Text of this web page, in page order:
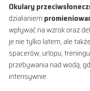
Okulary
działaniem
wpływać na wzrok oraz
je nie tylko latem, ale
spacerów, urlopu,
przebywania nad wodą,
intensywnie.